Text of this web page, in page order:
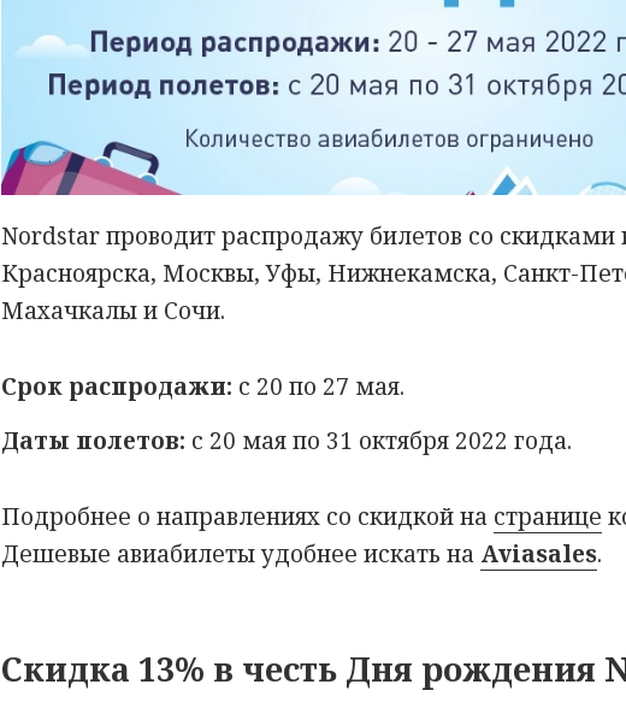
Nordstar проводит распродажу билетов со скидками
Красноярска, Москвы, Уфы, Нижнекамска, Санкт-
Махачкалы и Сочи.
Срок распродажи: с 20 по 27 мая.
Даты полетов: с 20 мая по 31 октября 2022 года.
Подробнее о направлениях со скидкой на странице
Дешевые авиабилеты удобнее искать на Aviasales.
Скидка 13% в честь Дня рождения